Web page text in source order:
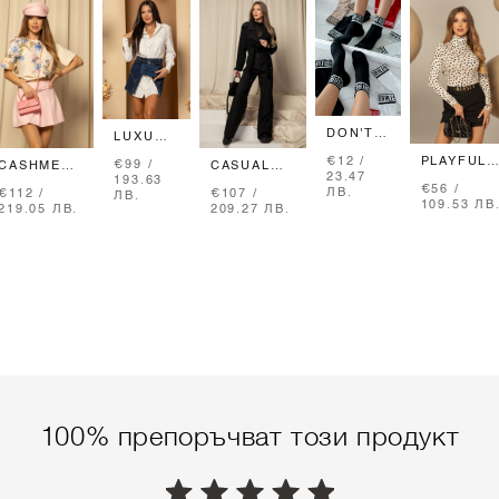
/
ЛВ.
LUXURY
ДЪЛГА
РИЗА -
ECRU
€99 /
193.63
ЛВ.
CASUAL
ПАНТАЛОН
- BLACK
€107 /
209.27 ЛВ.
DON'T
ALESSA
КЪСИ
ЧОРАПИ
€12 /
23.47
ЛВ.
PLAYFUL
ПОЛО ОТ
ПЛЕТИВО
€56 /
109.53 ЛВ.
100% препоръчват този продукт